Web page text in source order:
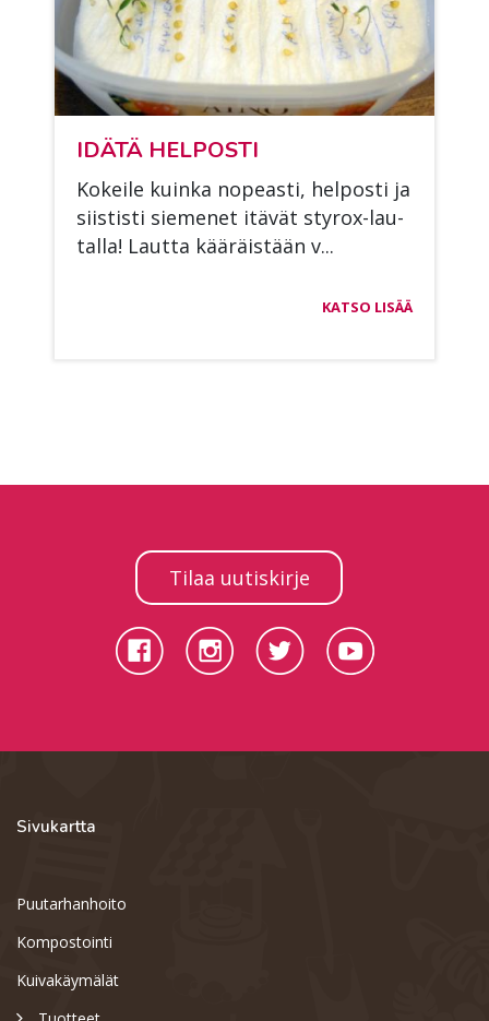
IDÄ­TÄ HEL­POS­TI
Ko­kei­le kuin­ka no­peas­ti, hel­pos­ti ja
siis­tis­ti sie­me­net itä­vät sty­rox-lau­
tal­la! Laut­ta kää­räis­tään v...
KATSO LISÄÄ
Tilaa uutiskirje
Sivukartta
Puutarhanhoito
Kompostointi
Kuivakäymälät